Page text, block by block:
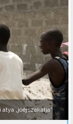
„jóéjszakátja”